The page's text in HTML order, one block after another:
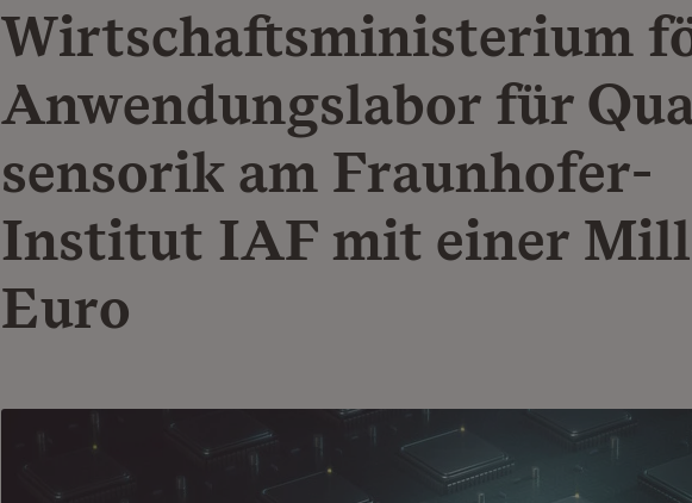
Wirtschaftsministerium
Anwendungslabor für
sensorik am Fraunhofer-
Institut IAF mit einer
Euro